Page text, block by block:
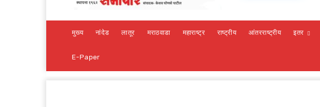
मुख्य नांदेड लातूर मराठवाडा महाराष्ट्र राष्ट्रीय आंतरराष्ट्रीय इतर
E-Paper